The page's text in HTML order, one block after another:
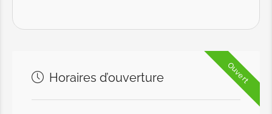
Ouvert
Horaires d’ouverture